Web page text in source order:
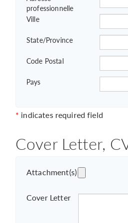
professionnelle
Ville
State/Province
Code Postal
Pays
* indicates required field
Cover Letter,
Attachment(s)
Cover Letter